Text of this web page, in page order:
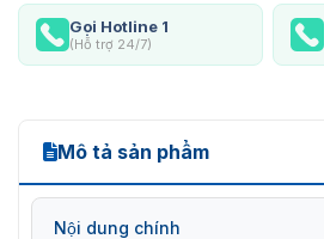
Gọi Hotline 1
(Hỗ trợ 24/7)
Mô tả sản phẩm
Nội dung chính